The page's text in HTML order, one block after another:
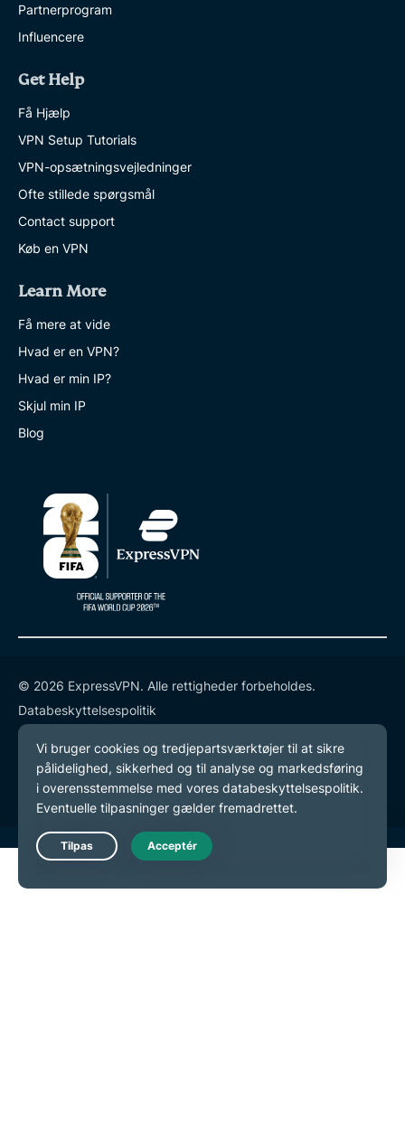
Partnerprogram
Influencere
Get Help
Få Hjælp
VPN Setup Tutorials
VPN-opsætningsvejledninger
Ofte stillede spørgsmål
Contact support
Køb en VPN
Learn More
Få mere at vide
Hvad er en VPN?
Hvad er min IP?
Skjul min IP
Blog
© 2026 ExpressVPN. Alle rettigheder forbeholdes.
Databeskyttelsespolitik
Tjenestevilkår
Cookie-præferencer